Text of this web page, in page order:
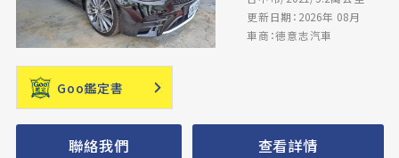
更新日期：2026年 08月
車商：德意志汽車
Goo鑑定書
聯絡我們 查看詳情